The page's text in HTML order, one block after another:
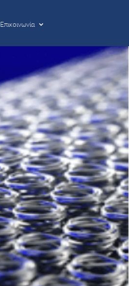
Επικοινωνία
Επικοινωνία